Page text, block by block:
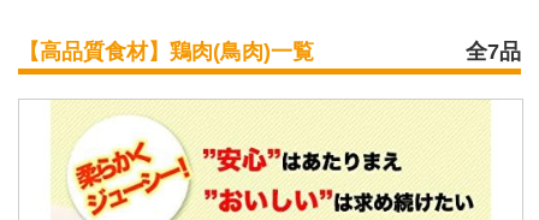
【高品質食材】鶏肉(鳥肉)一覧 全7品